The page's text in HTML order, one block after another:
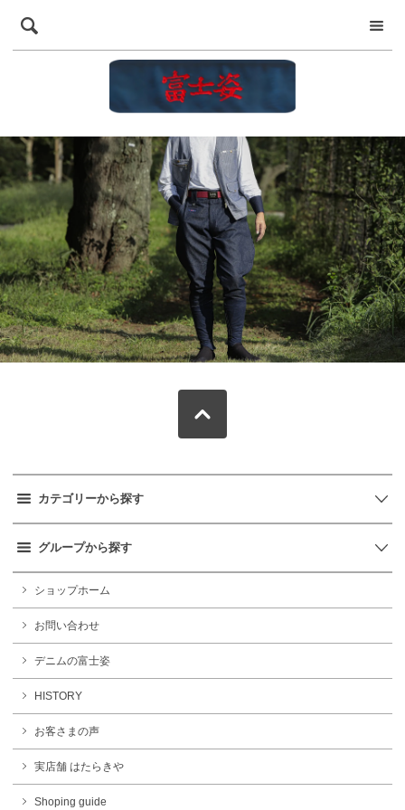
カテゴリーから探す
グループから探す
ショップホーム
お問い合わせ
デニムの富士姿
HISTORY
お客さまの声
実店舗 はたらきや
Shoping guide